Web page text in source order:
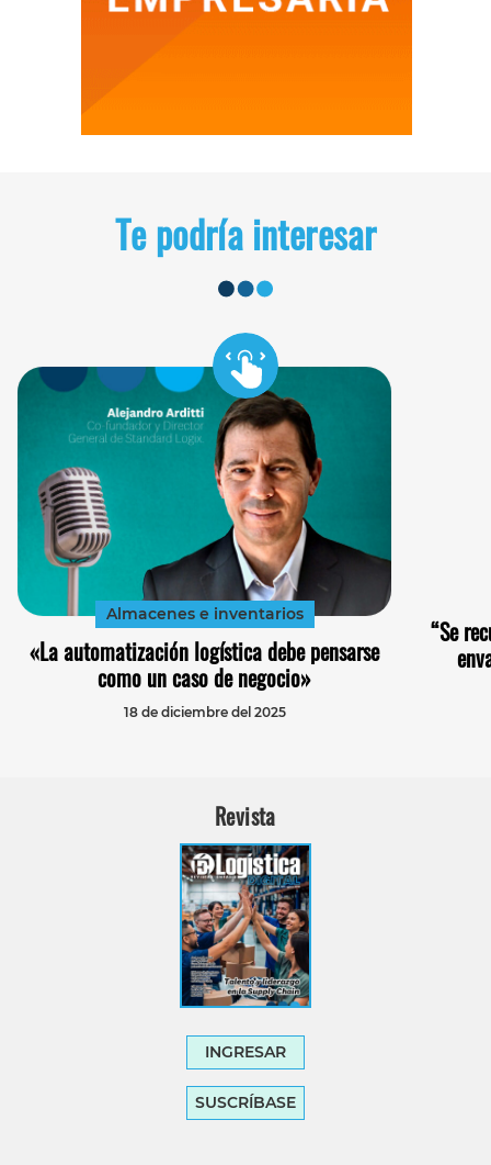
Te podría interesar
Almacenes e inventarios
«La automatización logística debe pensarse
como un caso de negocio»
18 de diciembre del 2025
“Se
Revista
INGRESAR
SUSCRÍBASE